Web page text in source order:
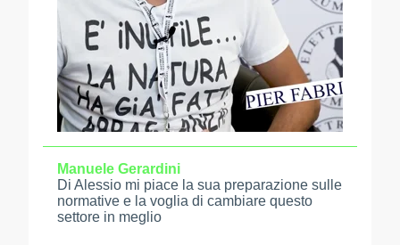
Manuele Gerardini
Di Alessio mi piace la sua preparazione sulle
normative e la voglia di cambiare questo
settore in meglio